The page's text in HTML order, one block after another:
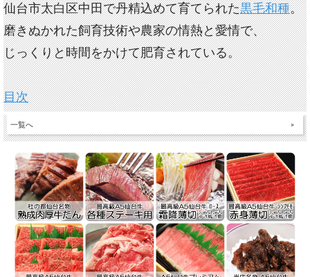
仙台市太白区中田で丹精込めて育てられた黒毛和種。
磨きぬかれた飼育技術や農家の情熱と愛情で、
じっくりと時間をかけて肥育されている。
目次
一覧へ